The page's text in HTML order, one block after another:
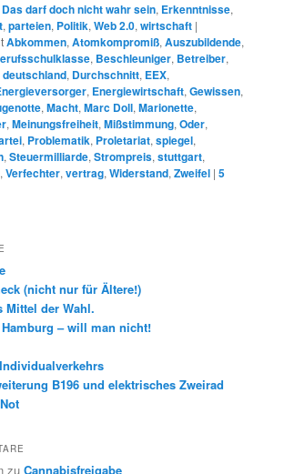
Das darf doch nicht wahr sein, Erkenntnisse,
,parteien, Politik,Web 2.0,wirtschaft |
Abkommen,Atomkompromiß,Auszubildende,
, Beschleuniger, Betreiber,
deutschland, Durchschnitt, EEX,
, Energiewirtschaft,Gewissen,
,Macht,Marc Doll,Marionette,
,Meinungsfreiheit,Mißstimmung,Oder,
, Problematik, Proletariat,spiegel,
,Steuermilliarde,Strompreis,stuttgart,
,Verfechter,vertrag,Widerstand,Zweifel |5
(nicht nur für Ältere!)
Mittel der Wahl.
Hamburg – will man nicht!
B196 und elektrisches Zweirad
zuCannabisfreigabe